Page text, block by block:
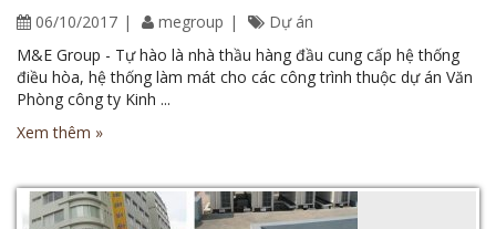
06/10/2017 megroup
Dự án
M&E Group - Tự hào là nhà thầu hàng đầu cung cấp hệ thống
điều hòa, hệ thống làm mát cho các công trình thuộc dự án Văn
Phòng công ty Kinh ...
Xem thêm »